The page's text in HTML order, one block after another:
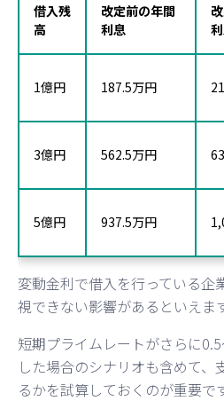
借入残
高
改定前の年間
利息
1億円 187.5万円
3億円 562.5万円
5億円 937.5万円
変動金利で借入を行っている企
視できない影響があるといえます
短期プライムレートがさらに
した場合のシナリオも含めて、
るかを試算しておくのが重要で